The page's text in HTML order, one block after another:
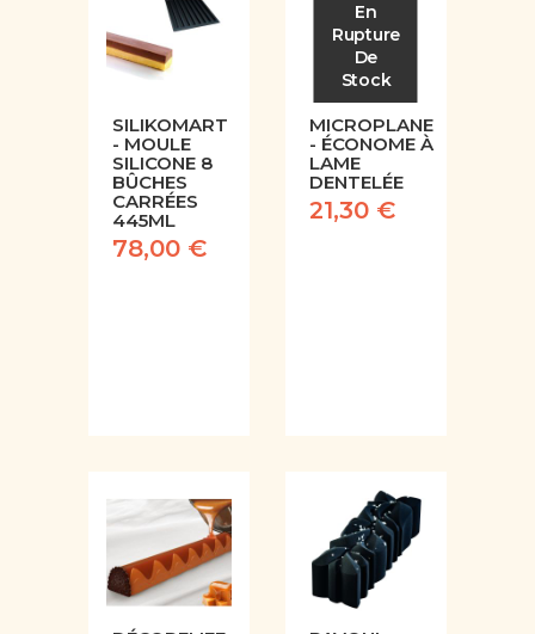
SILIKOMART
- MOULE
SILICONE 8
BÛCHES
CARRÉES
445ML
78,00 €
En
Rupture
De
Stock
MICROPLANE
- ÉCONOME À
LAME
DENTELÉE
21,30 €